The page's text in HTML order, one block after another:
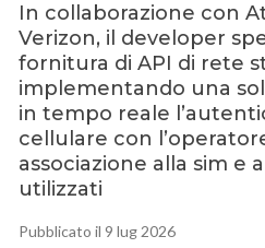
In collaborazione con
Verizon, il developer
fornitura di API di rete
implementando una
in tempo reale
cellulare con
associazione alla sim e
utilizzati
Pubblicato il 9 lug 2026